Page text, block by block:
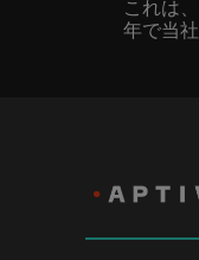
これは
年で当